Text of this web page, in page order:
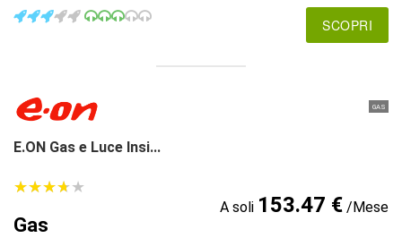
SCOPRI
GAS
E.ON Gas e Luce Insi...
★★★★★
★★★★★
Gas
A soli 153.47 €/Mese